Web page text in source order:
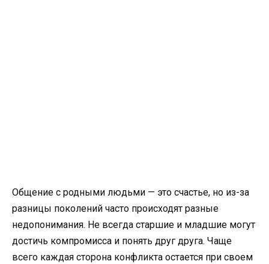
Общение с родными людьми — это счастье, но из-за
разницы поколений часто происходят разные
недопонимания. Не всегда старшие и младшие могут
достичь компромисса и понять друг друга. Чаще
всего каждая сторона конфликта остается при своем